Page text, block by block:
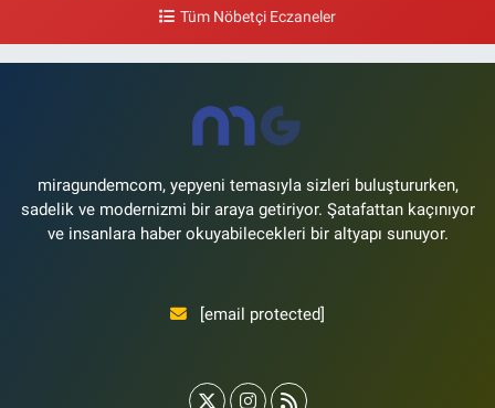
Şenlikköy Mahallesi Eski Halkalı Caddesi 33 Akvaryum Yanı Akua Florya
0 (212) 574 24 20
Tüm Nöbetçi Eczaneler
miragundemcom, yepyeni temasıyla sizleri buluştururken,
sadelik ve modernizmi bir araya getiriyor. Şatafattan kaçınıyor
ve insanlara haber okuyabilecekleri bir altyapı sunuyor.
[email protected]